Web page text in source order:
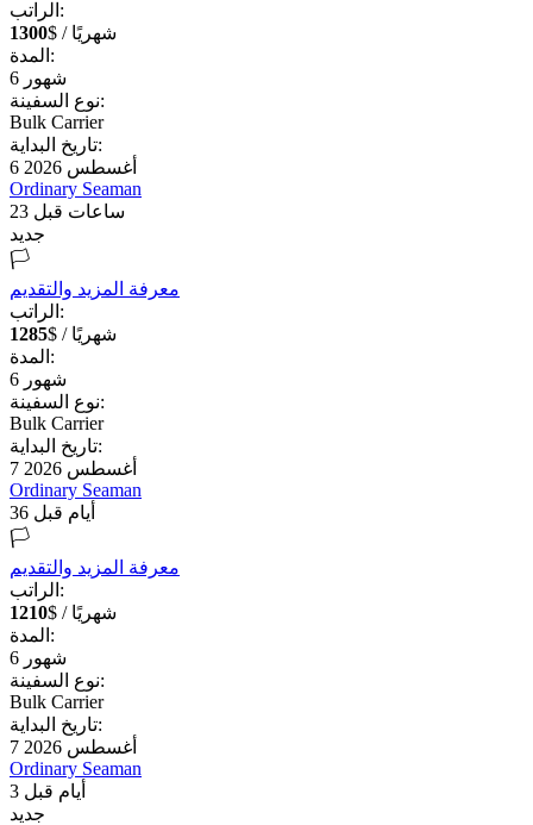
الراتب:
1300
$ / شهريًا
المدة:
6 شهور
نوع السفينة:
Bulk Carrier
تاريخ البداية:
6 أغسطس 2026
Ordinary Seaman
23 ساعات قبل
جديد
🏳️
معرفة المزيد والتقديم
الراتب:
1285
$ / شهريًا
المدة:
6 شهور
نوع السفينة:
Bulk Carrier
تاريخ البداية:
7 أغسطس 2026
Ordinary Seaman
36 أيام قبل
🏳️
معرفة المزيد والتقديم
الراتب:
1210
$ / شهريًا
المدة:
6 شهور
نوع السفينة:
Bulk Carrier
تاريخ البداية:
7 أغسطس 2026
Ordinary Seaman
3 أيام قبل
جديد